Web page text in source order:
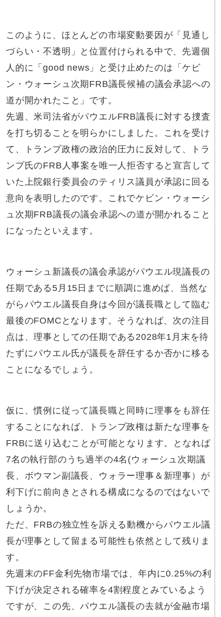
このように、ほとんどの市場変動要因が「見通し
づらい・不透明」と位置付けられる中で、先週個
人的に「good news」と受け止めたのは「ケビ
ン・ウォーシュ次期FRB議長候補の議会承認への
道が開かれたこと」です。
先週、米司法省がパウエルFRB議長に対する捜査
を打ち切ることを明らかにしました。これを受け
て、トランプ政権の政治的圧力に反対して、トラ
ンプ氏のFRB人事案を唯一人拒否すると宣言して
いた上院銀行委員会のティリス議員が承認に回る
意向を表明したのです。これでケビン・ウォーシ
ュ次期FRB議長の議会承認への道が開かれること
になったといえます。
ウォーシュ新議長の議会承認がパウエル現議長の
任期である5月15日までに順調に進めば、当然な
がらパウエル議長自身は今回が議長職として臨む
最後のFOMCとなります。そうなれば、次の注目
点は、理事としての任期である2028年1月末を待
たずにパウエル氏が議長を辞任するか否かに移る
ことになるでしょう。
仮に、慣例に従って議長職と同時に理事をも辞任
することになれば、トランプ政権は新たな理事を
FRBに送り込むことが可能となります。となれば
7名の執行部のうち過半の4名(ウォーシュ次期議
長、ボウマン副議長、ウォラー理事＆新理事）が
利下げに前向きとされる構成になるのではないで
しょうか。
ただ、FRBの独立性を訴える動機からパウエル議
長が理事として留まる可能性も依然として残りま
す。
先週末のFF金利先物市場では、年内に0.25%の利
下げが決定される確率を4割程度とみているよう
ですが、この先、パウエル議長の去就が金融市場